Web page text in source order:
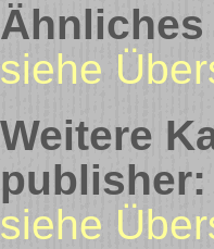
siehe
Weitere
publisher:
siehe